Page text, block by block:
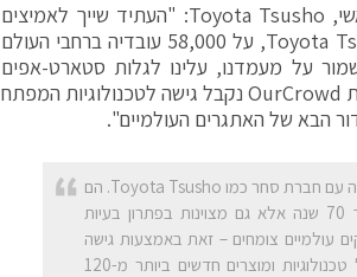
Minoru Murata, סגן נשיא, מנכ"ל אזורי והמדען הראשי, Toyota Tsusho: "העתיד שייך לאמיצים
שמיישמים טכנולוגיות המשנות את כללי המשחק. Toyota Tsusho, על 58,000 עובדיה ברחבי העולם
על מעמדנו, עלינו לגלות סטארט-אפים
שמשנים את העולם שבו אנו חיים ולהשקיע בהם. באמצעות OurCrowd נקבל גישה לטכנולוגיות המפתח
הבא של האתגרים העולמיים".
ג'ון מדבד, מייסד ומנכ"ל OurCrowd: "אנו גאים לשתף פעולה עם חברת סחר כמו Toyota Tsusho. הם
מייצגים לא רק מסורת של מצוינות בסחר בינלאומי במשך 70 שנה אלא גם מצוינות בפתרון בעיות
עולמיים צומחים – זאת באמצעות גישה
לפלטפורמה של Toyota Tsusho שמאפשרת פריסה של טכנולוגיות ומוצרים חדשים ביותר מ-120